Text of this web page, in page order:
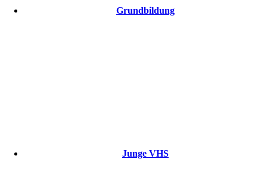
Grundbildung
Junge VHS